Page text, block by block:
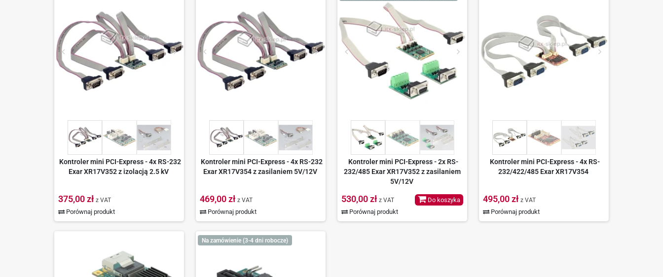
Kontroler mini PCI-Express - 4x RS-232
Exar XR17V352 z izolacją 2.5 kV
375,00 zł z VAT
Porównaj produkt
Kontroler mini PCI-Express - 4x RS-232
Exar XR17V354 z zasilaniem 5V/12V
469,00 zł z VAT
Porównaj produkt
Kontroler mini PCI-Express - 2x RS-
232/485 Exar XR17V352 z zasilaniem
5V/12V
530,00 zł z VAT
Porównaj produkt
Do koszyka
Kontroler mini PCI-Express - 4x RS-
232/422/485 Exar XR17V354
495,00 zł z VAT
Porównaj produkt
Na zamówienie (3-4 dni robocze)